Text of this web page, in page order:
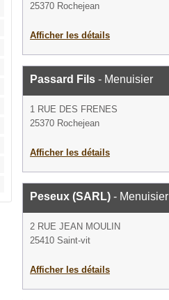
25370 Rochejean
Afficher les détails
Passard Fils - Menuisier
1 RUE DES FRENES
25370 Rochejean
Afficher les détails
Peseux (SARL) - Menuisier
2 RUE JEAN MOULIN
25410 Saint-vit
Afficher les détails